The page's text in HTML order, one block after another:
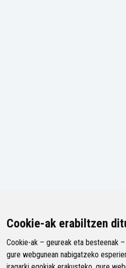
Cookie-ak erabiltzen
Cookie-ak – geureak eta besteenak
gure webgunean nabigatzeko